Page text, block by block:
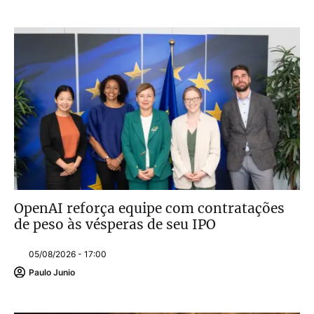
OpenAI reforça equipe com contratações
de peso às vésperas de seu IPO
05/08/2026 - 17:00
Paulo Junio